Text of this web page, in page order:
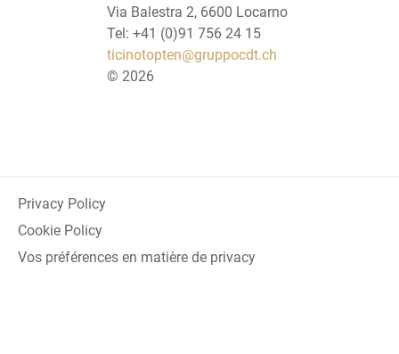
Via Balestra 2, 6600 Locarno
Tel: +41 (0)91 756 24 15
ticinotopten@gruppocdt.ch
© 2026
Privacy Policy
Cookie Policy
Vos préférences en matière de privacy